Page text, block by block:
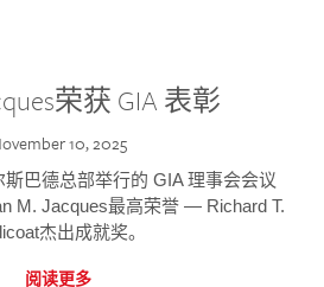
荣获 GIA 表彰
10, 2025
巴德总部举行的 GIA 理事会会议
M. Jacques最高荣誉 — Richard T.
杰出成就奖。
阅读更多